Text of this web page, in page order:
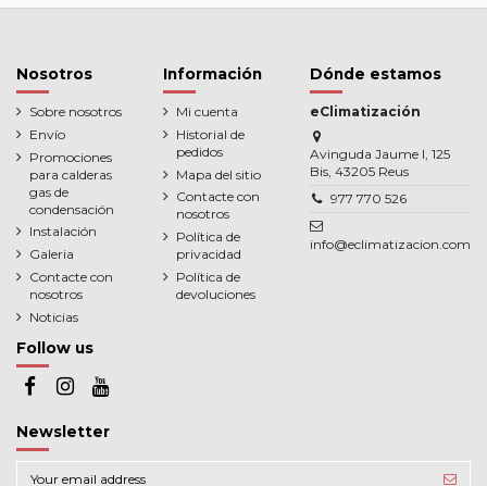
Nosotros
Sobre nosotros
Envío
Promociones
para calderas
gas de
condensación
Instalación
Galeria
Contacte con
nosotros
Noticias
Información
Mi cuenta
Historial de
pedidos
Mapa del sitio
Contacte con
nosotros
Política de
privacidad
Política de
devoluciones
Dónde estamos
eClimatización
Avinguda Jaume I, 125
Bis, 43205 Reus
977 770 526
info@eclimatizacion.com
Follow us
Newsletter